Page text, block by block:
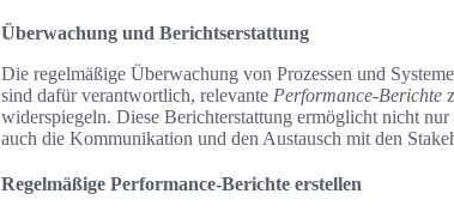
Überwachung und Berichtserstattung
Die regelmäßige Überwachung von Prozessen und
sind dafür verantwortlich, relevante Performance-Berichte
widerspiegeln. Diese Berichterstattung ermöglicht nicht
auch die Kommunikation und den Austausch mit den
Regelmäßige Performance-Berichte erstellen